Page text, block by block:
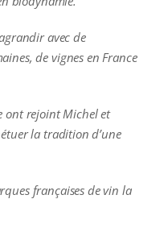
avec de
de vignes en France
ont rejoint Michel et
la tradition d’une
françaises de vin la